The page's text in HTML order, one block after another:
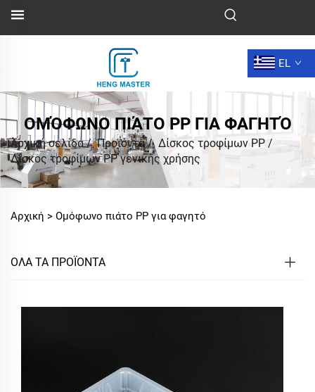
EL
ΟΜΌΦΩΝΟ ΠΙΆΤΟ PP ΓΙΑ ΦΑΓΗΤΌ
Αρχική σελίδα/Προϊόντα/ Δίσκος τροφίμων PP /
Δίσκος τροφίμων PP γενικής χρήσης
Αρχική > Ομόφωνο πιάτο PP για φαγητό
ΟΛΑ ΤΑ ΠΡΟΪΟΝΤΑ